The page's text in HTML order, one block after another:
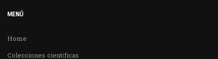
MENÚ
Home
Colecciones científicas